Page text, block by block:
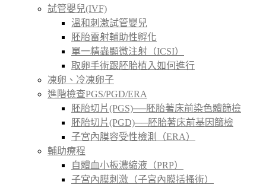
試管嬰兒(IVF)
溫和刺激試管嬰兒
胚胎雷射輔助性孵化
單一精蟲顯微注射（ICSI）
取卵手術跟胚胎植入如何進行
凍卵、冷凍卵子
進階檢查PGS/PGD/ERA
胚胎切片(PGS)──胚胎著床前染色體篩檢
胚胎切片(PGD)──胚胎著床前基因篩檢
子宮內膜容受性檢測（ERA）
輔助療程
自體血小板濃縮液（PRP）
子宮內膜刺激（子宮內膜括搔術）